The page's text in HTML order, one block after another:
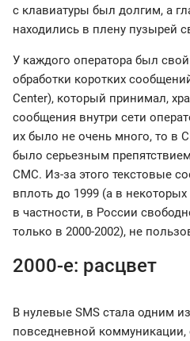
с клавиатуры был долгим, а
находились в плену пузырей
У каждого оператора был свой
обработки коротких
Center), который принимал,
сообщения внутри сети
их было не очень много, то в
было серьезным
СМС. Из-за этого текстовые
вплоть до 1999 (а в
в частности, в России
только в 2000-2002), не
2000-е: расцвет
В нулевые SMS стала одним
повседневной коммуникации,